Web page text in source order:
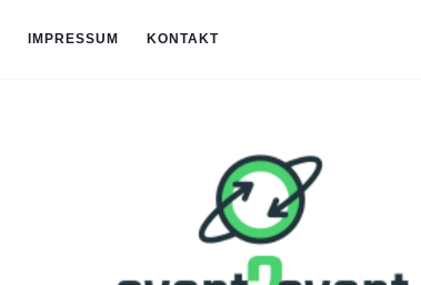
IMPRESSUM KONTAKT